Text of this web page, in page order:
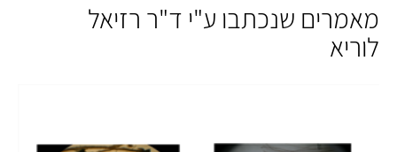
מאמרים שנכתבו ע"י ד"ר רזיאל
לוריא